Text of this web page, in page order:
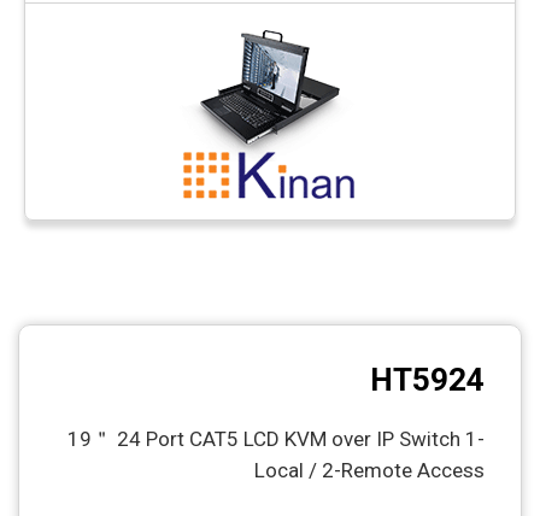
HT5924
19＂ 24 Port CAT5 LCD KVM over IP Switch 1-
Local / 2-Remote Access